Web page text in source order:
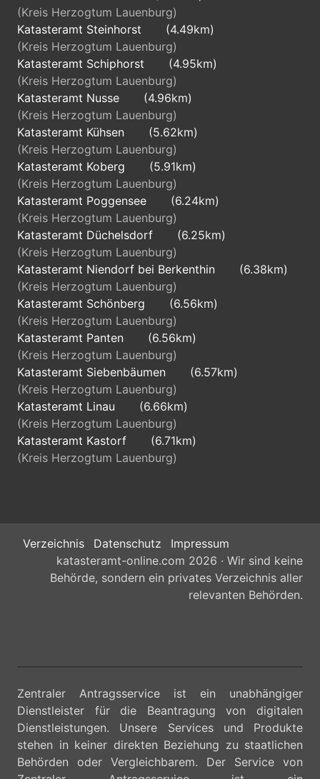
(Kreis Herzogtum Lauenburg)
Katasteramt Steinhorst
(4.49km)
(Kreis Herzogtum Lauenburg)
Katasteramt Schiphorst
(4.95km)
(Kreis Herzogtum Lauenburg)
Katasteramt Nusse
(4.96km)
(Kreis Herzogtum Lauenburg)
Katasteramt Kühsen
(5.62km)
(Kreis Herzogtum Lauenburg)
Katasteramt Koberg
(5.91km)
(Kreis Herzogtum Lauenburg)
Katasteramt Poggensee
(6.24km)
(Kreis Herzogtum Lauenburg)
Katasteramt Düchelsdorf
(6.25km)
(Kreis Herzogtum Lauenburg)
Katasteramt Niendorf bei Berkenthin
(6.38km)
(Kreis Herzogtum Lauenburg)
Katasteramt Schönberg
(6.56km)
(Kreis Herzogtum Lauenburg)
Katasteramt Panten
(6.56km)
(Kreis Herzogtum Lauenburg)
Katasteramt Siebenbäumen
(6.57km)
(Kreis Herzogtum Lauenburg)
Katasteramt Linau
(6.66km)
(Kreis Herzogtum Lauenburg)
Katasteramt Kastorf
(6.71km)
(Kreis Herzogtum Lauenburg)
Verzeichnis Datenschutz
Impressum
katasteramt-online.com 2026 · Wir sind keine
Behörde, sondern ein privates Verzeichnis aller
relevanten Behörden.
Zentraler Antragsservice ist ein unabhängiger
Dienstleister für die Beantragung von digitalen
Dienstleistungen. Unsere Services und Produkte
stehen in keiner direkten Beziehung zu staatlichen
Behörden oder Vergleichbarem. Der Service von